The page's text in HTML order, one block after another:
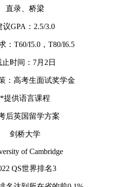
直录、桥梁
议GPA：2.5/3.0
：T60/I5.0，T80/I6.5
止时间：7月2日
：高考生面试奖学金
*提供语言课程
后英国留学方案
剑桥大学
of Cambridge
QS世界排名3